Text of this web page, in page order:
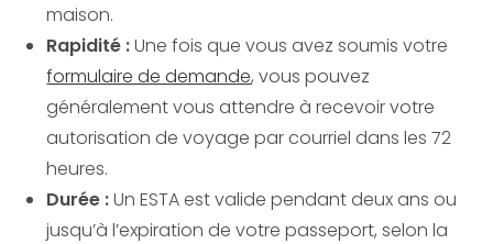
maison.
Rapidité :Une fois que vous avez soumis votre
formulaire de demande, vous pouvez
généralement vous attendre à recevoir votre
autorisation de voyage par courriel dans les 72
heures.
Durée :Un ESTA est valide pendant deux ans ou
jusqu’à l’expiration de votre passeport, selon la